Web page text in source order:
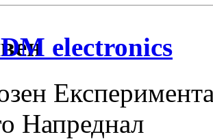
electronics
Напреднал